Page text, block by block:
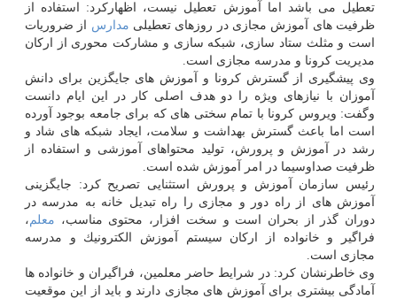
تعطیل می باشد اما آموزش تعطیل نیست، اظهاركرد: استفاده از
ظرفیت های آموزش مجازی در روزهای تعطیلی مدارس از ضروریات
است و مثلث ستاد سازی، شبكه سازی و مشاركت محوری از اركان
مدیریت كرونا و مدرسه مجازی است.
وی پیشگیری از گسترش كرونا و آموزش های جایگزین برای دانش
آموزان با نیازهای ویژه را دو هدف اصلی كار در این ایام دانست
وگفت: ویروس كرونا با تمام سختی های كه برای جامعه بوجود آورده
است اما باعث گسترش بهداشت و سلامت، ایجاد شبكه های شاد و
رشد در آموزش و پرورش، تولید محتواهای آموزشی و استفاده از
ظرفیت صداوسیما در امر آموزش شده است.
رئیس سازمان آموزش و پرورش استثنایی تصریح كرد: جایگزینی
آموزش های از راه دور و مجازی را راه تبدیل خانه به مدرسه در
دوران گذر از بحران است و سخت افزار، محتوی مناسب، معلم،
فراگیر و خانواده از اركان سیستم آموزش الكترونیك و مدرسه
مجازی است.
وی خاطرنشان كرد: در شرایط حاضر معلمین، فراگیران و خانواده ها
آمادگی بیشتری برای آموزش های مجازی دارند و باید از این موقعیت